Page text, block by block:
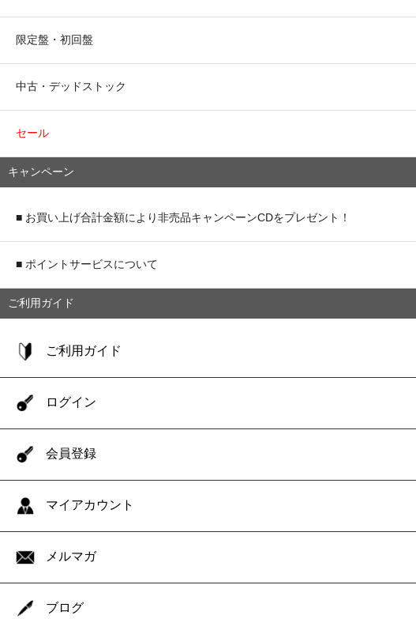
限定盤・初回盤
中古・デッドストック
セール
キャンペーン
■ お買い上げ合計金額により非売品キャンペーンCDをプレゼント！
■ ポイントサービスについて
ご利用ガイド
ご利用ガイド
ログイン
会員登録
マイアカウント
メルマガ
ブログ